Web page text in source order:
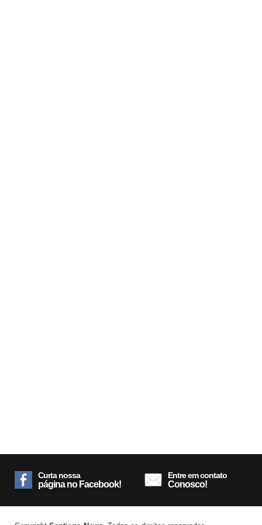
Curta nossa
página no Facebook!
Entre em contato
Conosco!